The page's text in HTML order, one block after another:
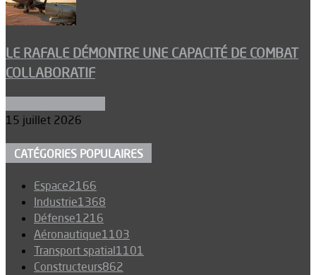
LE RAFALE DÉMONTRE UNE CAPACITÉ DE COMBAT
COLLABORATIF
15 juillet 2026
CATÉGORIES POPULAIRES
Espace2166
Industrie1368
Défense1216
Aéronautique1103
Transport spatial1101
Constructeurs862